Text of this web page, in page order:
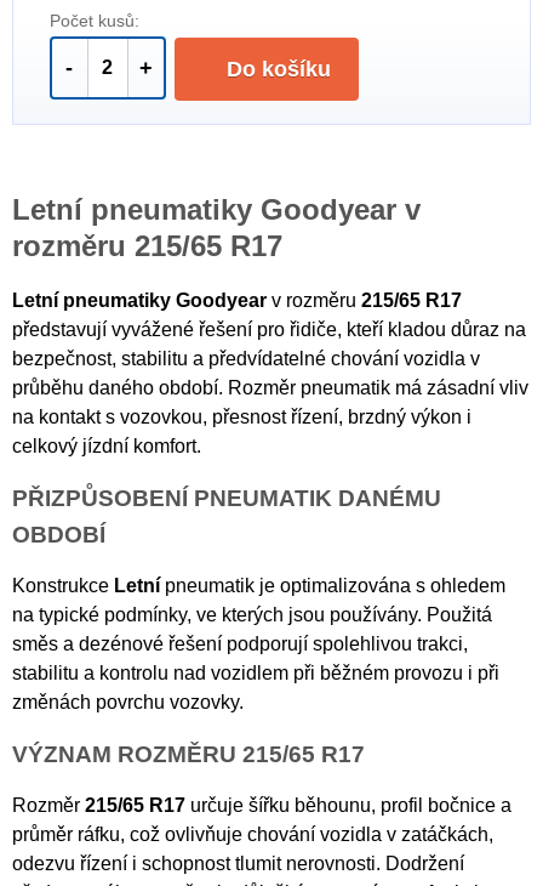
Počet kusů:
- + Do košíku
Letní pneumatiky Goodyear v
rozměru 215/65 R17
Letní pneumatiky Goodyear v rozměru 215/65 R17
představují vyvážené řešení pro řidiče, kteří kladou důraz na
bezpečnost, stabilitu a předvídatelné chování vozidla v
průběhu daného období. Rozměr pneumatik má zásadní vliv
na kontakt s vozovkou, přesnost řízení, brzdný výkon i
celkový jízdní komfort.
PŘIZPŮSOBENÍ PNEUMATIK DANÉMU
OBDOBÍ
Konstrukce Letní pneumatik je optimalizována s ohledem
na typické podmínky, ve kterých jsou používány. Použitá
směs a dezénové řešení podporují spolehlivou trakci,
stabilitu a kontrolu nad vozidlem při běžném provozu i při
změnách povrchu vozovky.
VÝZNAM ROZMĚRU 215/65 R17
Rozměr 215/65 R17 určuje šířku běhounu, profil bočnice a
průměr ráfku, což ovlivňuje chování vozidla v zatáčkách,
odezvu řízení i schopnost tlumit nerovnosti. Dodržení